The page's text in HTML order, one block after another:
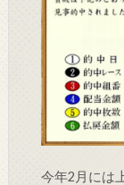
今年2月には